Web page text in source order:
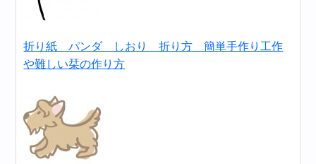
折り紙 パンダ しおり 折り方 簡単手作り工作
や難しい栞の作り方